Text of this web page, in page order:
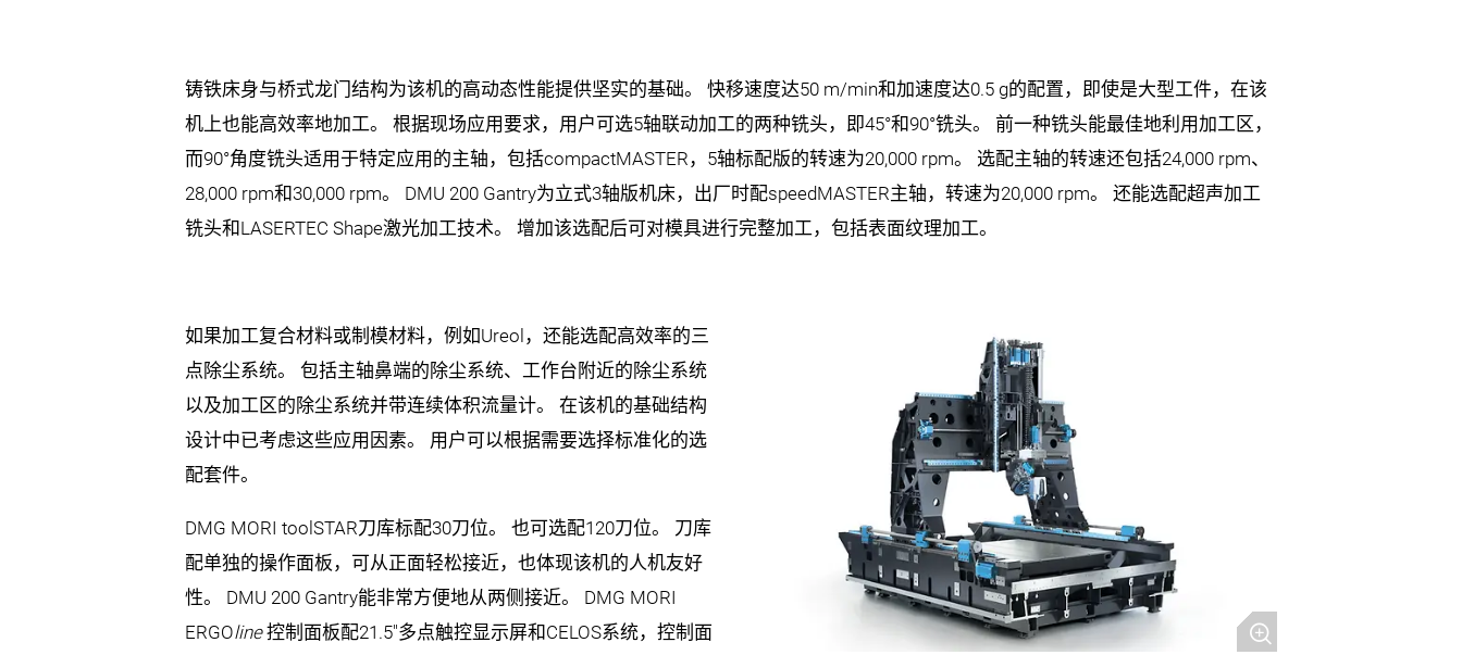
铸铁床身与桥式龙门结构为该机的高动态性能提供坚实的基础。 快移速度达50 m/min和加速度达0.5 g的配置，即使是大型工件，在该
机上也能高效率地加工。 根据现场应用要求，用户可选5轴联动加工的两种铣头，即45°和90°铣头。 前一种铣头能最佳地利用加工区，
而90°角度铣头适用于特定应用的主轴，包括compactMASTER，5轴标配版的转速为20,000 rpm。 选配主轴的转速还包括24,000 rpm、
28,000 rpm和30,000 rpm。 DMU 200 Gantry为立式3轴版机床，出厂时配speedMASTER主轴，转速为20,000 rpm。 还能选配超声加工
铣头和LASERTEC Shape激光加工技术。 增加该选配后可对模具进行完整加工，包括表面纹理加工。
如果加工复合材料或制模材料，例如Ureol，还能选配高效率的三
点除尘系统。 包括主轴鼻端的除尘系统、工作台附近的除尘系统
以及加工区的除尘系统并带连续体积流量计。 在该机的基础结构
设计中已考虑这些应用因素。 用户可以根据需要选择标准化的选
配套件。
DMG MORI toolSTAR刀库标配30刀位。 也可选配120刀位。 刀库
配单独的操作面板，可从正面轻松接近，也体现该机的人机友好
性。 DMU 200 Gantry能非常方便地从两侧接近。 DMG MORI
ERGOline控制面板配21.5"多点触控显示屏和CELOS系统，控制面